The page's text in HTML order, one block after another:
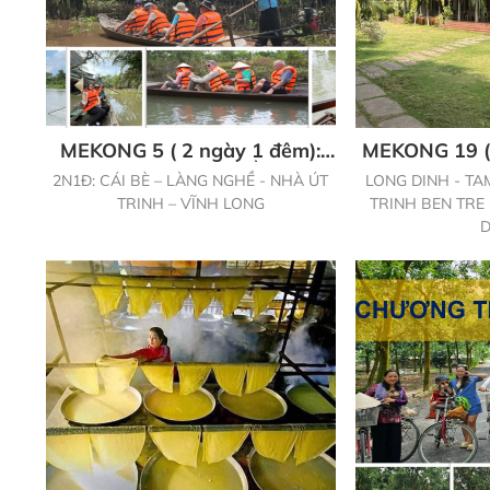
MEKONG 5 ( 2 ngày 1 đêm):
CÁI BÈ – LÀNG NGHỀ - NHÀ
ÚT TRINH – VĨNH LONG
2N1Đ: CÁI BÈ – LÀNG NGHỀ - NHÀ ÚT
TRINH – VĨNH LONG
MEKONG 19
LONG DINH -
TRINH BEN